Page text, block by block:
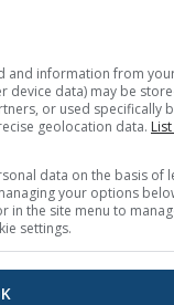
and information from
device data) may be
or used specifically
geolocation data.
data on the basis of
your options
in the site menu to
settings.